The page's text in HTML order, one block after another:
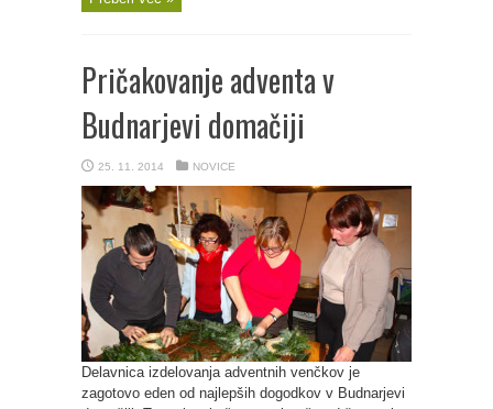
Pričakovanje adventa v
Budnarjevi domačiji
25. 11. 2014 NOVICE
Delavnica izdelovanja adventnih venčkov je
zagotovo eden od najlepših dogodkov v Budnarjevi